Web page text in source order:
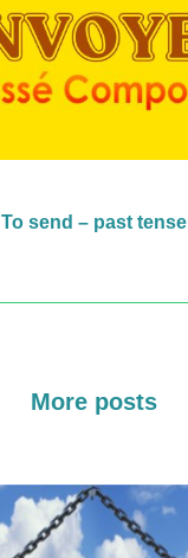
To send – past tense
More posts